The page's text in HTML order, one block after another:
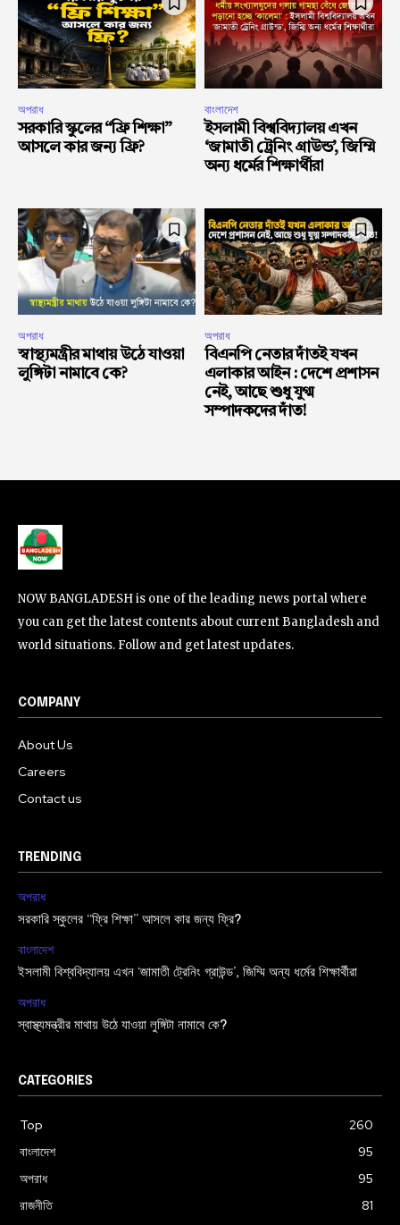
অপরাধ
সরকারি স্কুলের “ফ্রি শিক্ষা”
আসলে কার জন্য ফ্রি?
বাংলাদেশ
ইসলামী বিশ্ববিদ্যালয় এখন
‘জামাতী ট্রেনিং গ্রাউন্ড’, জিম্মি
অন্য ধর্মের শিক্ষার্থীরা
অপরাধ
স্বাস্থ্যমন্ত্রীর মাথায় উঠে যাওয়া
লুঙ্গিটা নামাবে কে?
অপরাধ
বিএনপি নেতার দাঁতই যখন
এলাকার আইন : দেশে প্রশাসন
নেই, আছে শুধু যুগ্ম
সম্পাদকদের দাঁত!
NOW BANGLADESH is one of the leading news portal where
you can get the latest contents about current Bangladesh and
world situations. Follow and get latest updates.
COMPANY
About Us
Careers
Contact us
TRENDING
অপরাধ
সরকারি স্কুলের “ফ্রি শিক্ষা” আসলে কার জন্য ফ্রি?
বাংলাদেশ
ইসলামী বিশ্ববিদ্যালয় এখন ‘জামাতী ট্রেনিং গ্রাউন্ড’, জিম্মি অন্য ধর্মের শিক্ষার্থীরা
অপরাধ
স্বাস্থ্যমন্ত্রীর মাথায় উঠে যাওয়া লুঙ্গিটা নামাবে কে?
CATEGORIES
Top
260
বাংলাদেশ
95
অপরাধ
95
রাজনীতি
81